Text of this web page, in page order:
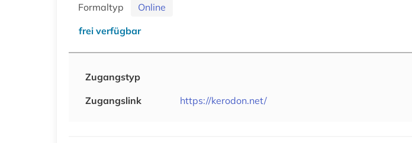
Formaltyp
Online
frei verfügbar
Zugangstyp
Zugangslink
https://kerodon.net/